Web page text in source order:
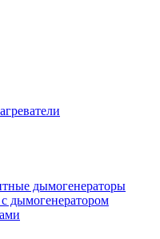
дымогенераторы
дымогенератором